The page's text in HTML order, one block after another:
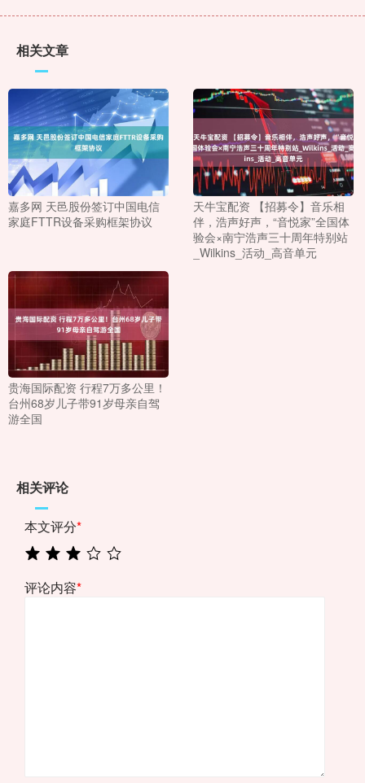
相关文章
嘉多网 天邑股份签订中国电信
家庭FTTR设备采购框架协议
天牛宝配资 【招募令】音乐相
伴，浩声好声，“音悦家”全国体
验会×南宁浩声三十周年特别站
_Wilkins_活动_高音单元
贵海国际配资 行程7万多公里！
台州68岁儿子带91岁母亲自驾
游全国
相关评论
本文评分*
评论内容*